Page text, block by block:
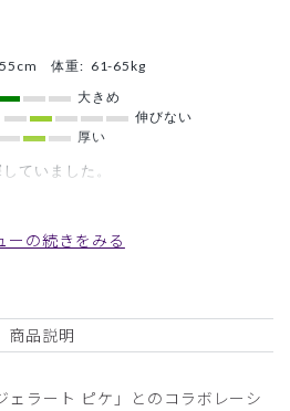
体重: 61-65kg
大きめ
伸びない
厚い
ていました。
ーの続きをみる
商品説明
ェラート ピケ」とのコラボレーシ